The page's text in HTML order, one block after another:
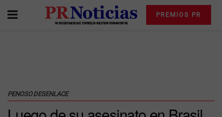
PREMIOS PR
PENOSO DESENLACE